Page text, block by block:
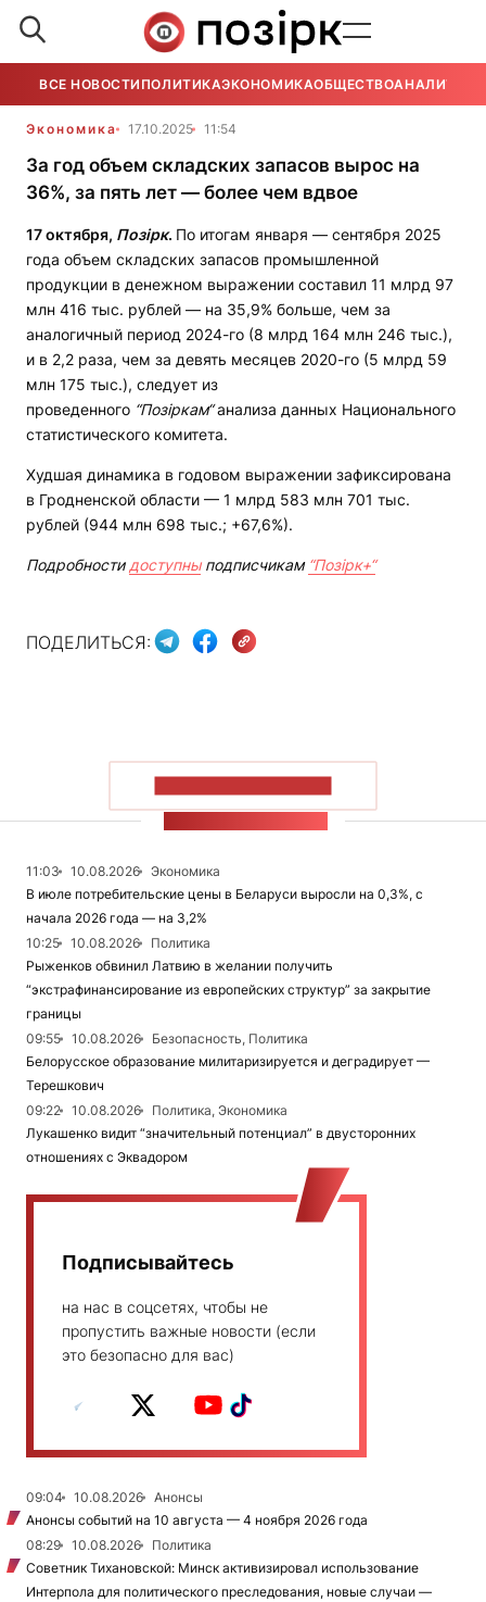
ВСЕ НОВОСТИ ПОЛИТИКАЭКОНОМИКАОБЩЕСТВОАНАЛИТИКА
Экономика 17.10.2025 11:54
За год объем складских запасов вырос на
36%, за пять лет — более чем вдвое
17 октября, Позірк. По итогам января — сентября 2025
года объем складских запасов промышленной
продукции в денежном выражении составил 11 млрд 97
млн 416 тыс. рублей — на 35,9% больше, чем за
аналогичный период 2024-го (8 млрд 164 млн 246 тыс.),
и в 2,2 раза, чем за девять месяцев 2020-го (5 млрд 59
млн 175 тыс.), следует из
проведенного “Позiркам“анализа данных Национального
статистического комитета.
Худшая динамика в годовом выражении зафиксирована
в Гродненской области — 1 млрд 583 млн 701 тыс.
рублей (944 млн 698 тыс.; +67,6%).
Подробности доступныподписчикам “Позірк+“
ПОДЕЛИТЬСЯ:
11:03 10.08.2026
Экономика
В июле потребительские цены в Беларуси выросли на 0,3%, с
начала 2026 года — на 3,2%
10:25
10.08.2026
Политика
Рыженков обвинил Латвию в желании получить
“экстрафинансирование из европейских структур” за закрытие
границы
09:55
10.08.2026
Безопасность, Политика
Белорусское образование милитаризируется и деградирует —
Терешкович
09:22
10.08.2026
Политика, Экономика
Лукашенко видит “значительный потенциал” в двусторонних
отношениях с Эквадором
Подписывайтесь
на нас в соцсетях, чтобы не
пропустить важные новости (если
это безопасно для вас)
09:04 10.08.2026
Анонсы
Анонсы событий на 10 августа — 4 ноября 2026 года
08:29
10.08.2026
Политика
Советник Тихановской: Минск активизировал использование
Интерпола для политического преследования, новые случаи —